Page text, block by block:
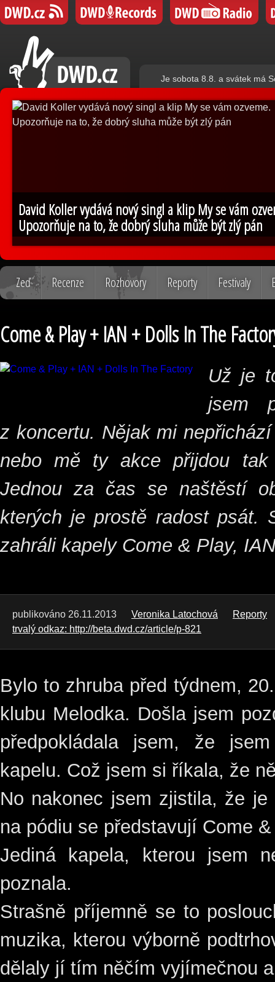
Je sobota 8.8. a svátek má
David Koller vydává nový singl a klip My se vám
Upozorňuje na to, že dobrý sluha může být zlý pán
Zeď Recenze Rozhovory Reporty Festivaly
Come & Play + IAN + Dolls In The
Už je
jsem
z koncertu. Nějak mi
nebo mě ty akce přijdou
Jednou za čas se naštěstí
kterých je prostě radost psát.
zahráli kapely Come & Play,
publikováno 26.11.2013 Veronika Latochová
Reporty
trvalý odkaz: http://beta.dwd.cz/article/p-821
Bylo to zhruba před týdnem,
klubu Melodka. Došla jsem
předpokládala jsem, že
kapelu. Což jsem si říkala, že
No nakonec jsem zjistila, že
na pódiu se představují Come
Jediná kapela, kterou jsem
poznala.
Strašně příjemně se to
muzika, kterou výborně
dělaly jí tím něčím vyjímečnou